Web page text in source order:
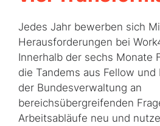
Jedes Jahr bewerben sich
Herausforderungen bei
Innerhalb der sechs Monate
die Tandems aus Fellow
der Bundesverwaltung an
bereichsübergreifenden
Arbeitsabläufe neu und